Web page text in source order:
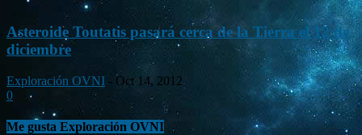
Asteroide Toutatis pasará cerca de la Tierra el 12 de
diciembre
Exploración OVNI - Oct 14, 2012
0
Me gusta Exploración OVNI